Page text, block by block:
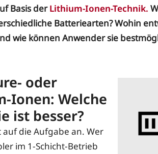
Basis derLithium-Ionen-Technik.
Batteriearten? Wohin
wie können Anwender sie
oder
Ionen: Welche
ist besser?
auf die Aufgabe an. Wer
im 1-Schicht-Betrieb